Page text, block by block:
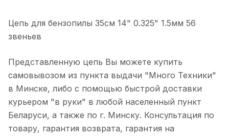
Цепь для бензопилы 35см 14" 0.325" 1.5мм 56
звеньев
Представленную цепь Вы можете купить
самовывозом из пункта выдачи "Много Техники"
в Минске, либо с помощью быстрой доставки
курьером "в руки" в любой населенный пункт
Беларуси, а также по г. Минску. Консультация по
товару, гарантия возврата, гарантия на